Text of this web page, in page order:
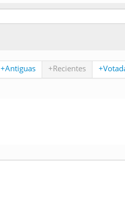
+Antiguas +Recientes